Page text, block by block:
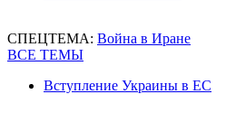
СПЕЦТЕМА: Война в Иране
ВСЕ ТЕМЫ
Вступление Украины в ЕС